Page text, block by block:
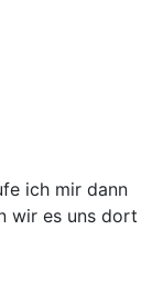
ich mir dann
wir es uns dort